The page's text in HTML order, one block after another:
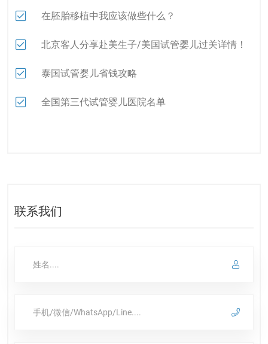
在胚胎移植中我应该做些什么？
北京客人分享赴美生子/美国试管婴儿过关详情！
泰国试管婴儿省钱攻略
全国第三代试管婴儿医院名单
联系我们